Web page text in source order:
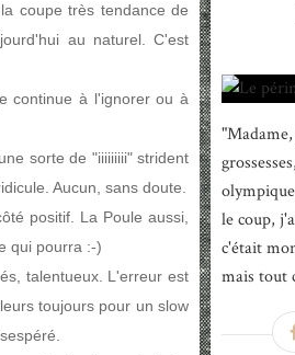
coupe très tendance de
au naturel. C'est
continue à l'ignorer ou à
sorte de "iiiiiiiii" strident
Aucun, sans doute.
positif. La Poule aussi,
qui pourra :-)
talentueux. L'erreur est
toujours pour un slow
le coup,
c'était
mais tout